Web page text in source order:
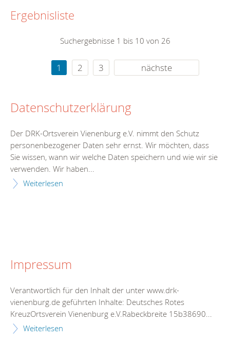
Ergebnisliste
Suchergebnisse 1 bis 10 von 26
1 2 3 nächste
Datenschutzerklärung
Der DRK-Ortsverein Vienenburg e.V. nimmt den Schutz
personenbezogener Daten sehr ernst. Wir möchten, dass
Sie wissen, wann wir welche Daten speichern und wie wir sie
verwenden. Wir haben...
Weiterlesen
Impressum
Verantwortlich für den Inhalt der unter www.drk-
vienenburg.de geführten Inhalte: Deutsches Rotes
KreuzOrtsverein Vienenburg e.V.Rabeckbreite 15b38690...
Weiterlesen